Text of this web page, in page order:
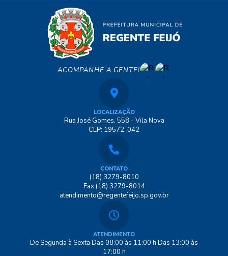
ACOMPANHE A GENTE!
LOCALIZAÇÃO
Rua José Gomes, 558 - Vila Nova
CEP: 19572-042
CONTATO
(18) 3279-8010
Fax (18) 3279-8014
atendimento@regentefeijo.sp.gov.br
ATENDIMENTO
De Segunda à Sexta Das 08:00 às 11:00 h Das 13:00 às
17:00 h